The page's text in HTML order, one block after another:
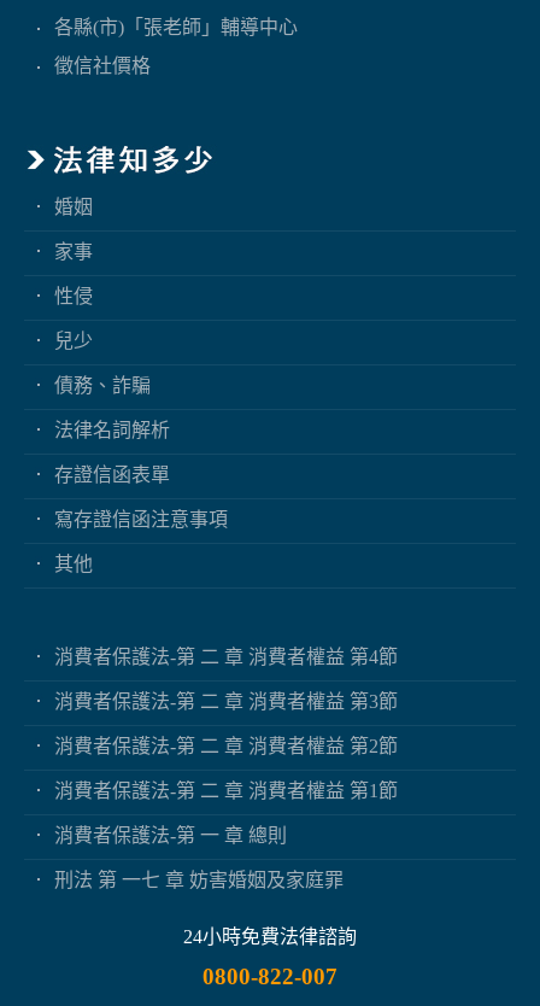
各縣(市)「張老師」輔導中心
徵信社價格
婚姻
家事
性侵
兒少
債務、詐騙
法律名詞解析
存證信函表單
寫存證信函注意事項
其他
消費者保護法-第 二 章 消費者權益 第4節
消費者保護法-第 二 章 消費者權益 第3節
消費者保護法-第 二 章 消費者權益 第2節
消費者保護法-第 二 章 消費者權益 第1節
消費者保護法-第 一 章 總則
刑法 第 一七 章 妨害婚姻及家庭罪
24小時免費法律諮詢
0800-822-007